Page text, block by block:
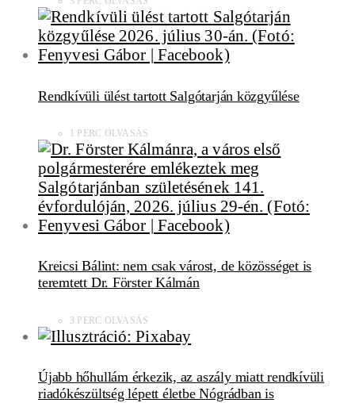
Rendkívüli ülést tartott Salgótarján közgyűlése
1 PERC OLVASÁS
Kreicsi Bálint: nem csak várost, de közösséget is
teremtett Dr. Förster Kálmán
3 PERC OLVASÁS
Újabb hőhullám érkezik, az aszály miatt rendkívüli
riadókészültség lépett életbe Nógrádban is